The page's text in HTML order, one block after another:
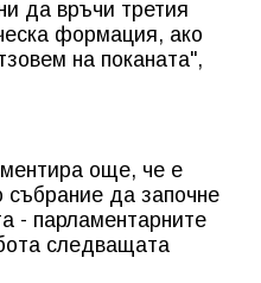
да връчи третия
формация, ако
на поканата",
още, че е
да започне
- парламентарните
следващата